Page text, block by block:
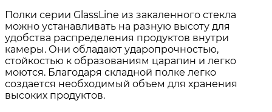
Полки серии GlassLine из закаленного стекла
можно устанавливать на разную высоту для
удобства распределения продуктов внутри
камеры. Они обладают ударопрочностью,
стойкостью к образованиям царапин и легко
моются. Благодаря складной полке легко
создается необходимый объем для хранения
высоких продуктов.